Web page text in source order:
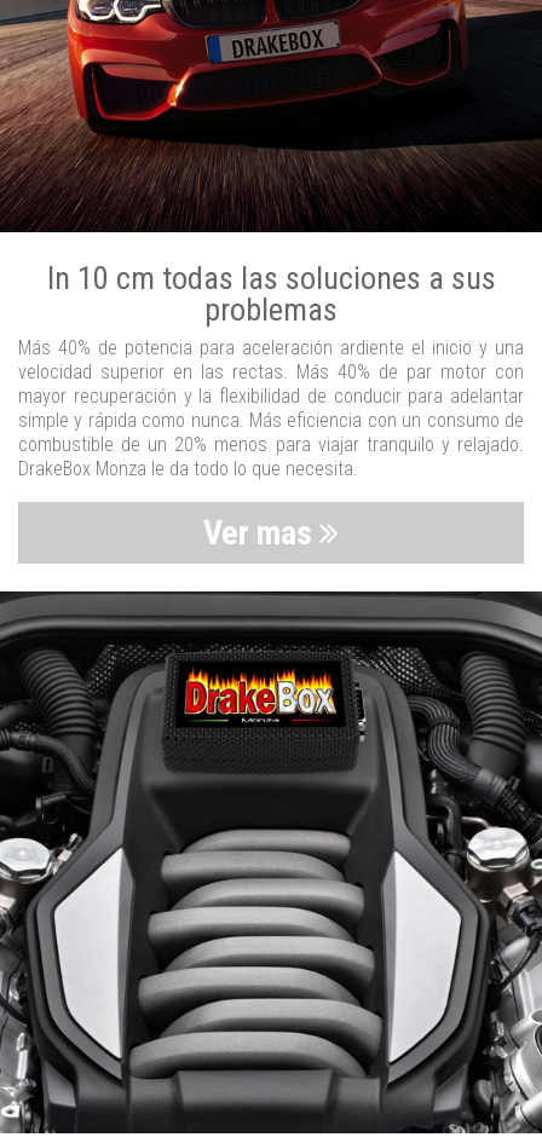
In 10 cm todas las soluciones a sus
problemas
Más 40% de potencia para aceleración ardiente el inicio y una
velocidad superior en las rectas. Más 40% de par motor con
mayor recuperación y la flexibilidad de conducir para adelantar
simple y rápida como nunca. Más eficiencia con un consumo de
combustible de un 20% menos para viajar tranquilo y relajado.
DrakeBox Monza le da todo lo que necesita.
Ver mas